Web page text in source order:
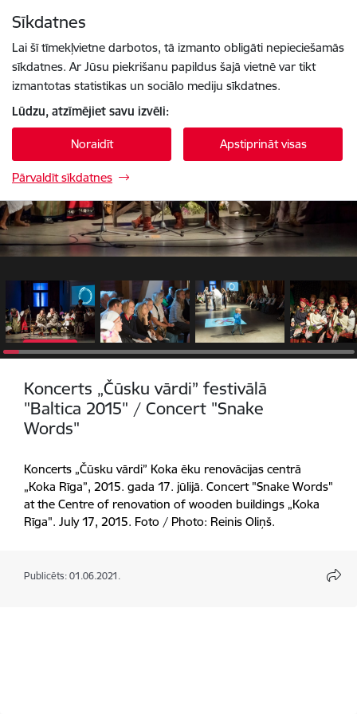
Sīkdatnes
Lai šī tīmekļvietne darbotos, tā izmanto obligāti nepieciešamās
sīkdatnes. Ar Jūsu piekrišanu papildus šajā vietnē var tikt
izmantotas statistikas un sociālo mediju sīkdatnes.
Lūdzu, atzīmējiet savu izvēli:
Noraidīt Apstiprināt visas
Pārvaldīt sīkdatnes
1 / 82
Koncerts „Čūsku vārdi” festivālā
"Baltica 2015" / Concert "Snake
Words"
Koncerts „Čūsku vārdi” Koka ēku renovācijas centrā
„Koka Rīga”, 2015. gada 17. jūlijā. Concert "Snake Words"
at the Centre of renovation of wooden buildings „Koka
Rīga". July 17, 2015. Foto / Photo: Reinis Oliņš.
Publicēts: 01.06.2021.